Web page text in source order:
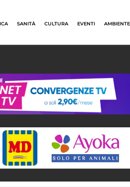
SANITÀ CULTURA EVENTI AMBIENTE